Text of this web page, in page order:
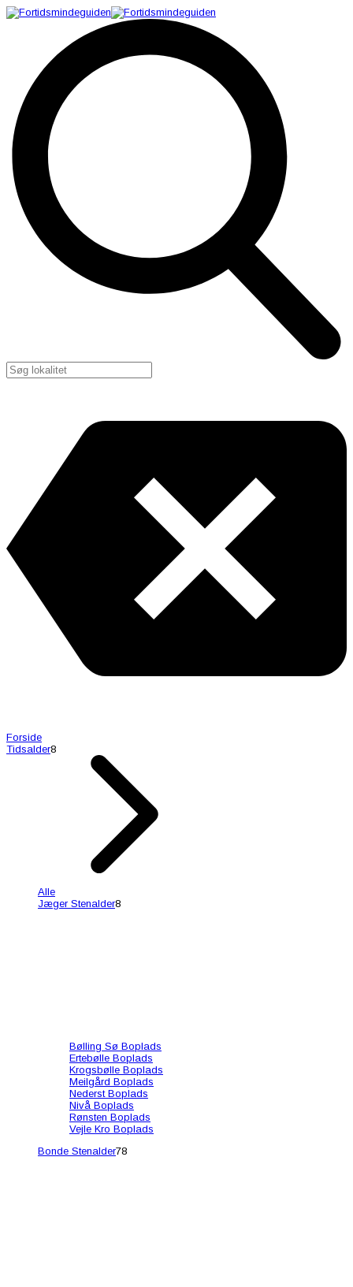
Forside
Tidsalder8
Alle
Jæger Stenalder8
Bølling Sø Boplads
Ertebølle Boplads
Krogsbølle Boplads
Meilgård Boplads
Nederst Boplads
Nivå Boplads
Rønsten Boplads
Vejle Kro Boplads
Bonde Stenalder78